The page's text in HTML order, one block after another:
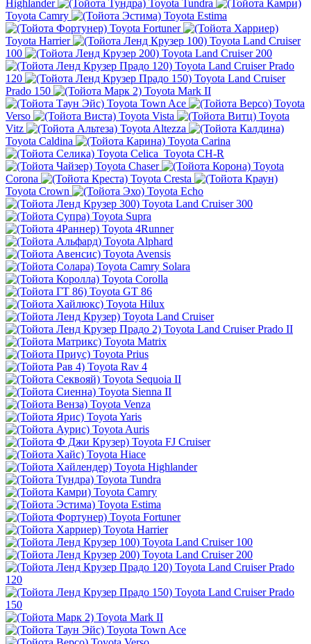
Highlander
Toyota Tundra
Toyota Camry
Toyota Estima
Toyota Fortuner
Toyota Harrier
Toyota Land Cruiser
100
Toyota Land Cruiser 200
Toyota Land Cruiser Prado
120
Toyota Land Cruiser
Prado 150
Toyota Mark II
Toyota Town Ace
Toyota
Verso
Toyota Vista
Toyota
Vitz
Toyota Altezza
Toyota Caldina
Toyota Carina
Toyota Celica Toyota CH-R
Toyota Chaser
Toyota
Corona
Toyota Cresta
Toyota Crown
Toyota Echo
Toyota Land Cruiser 300
Toyota Supra
Toyota 4Runner
Toyota Alphard
Toyota Avensis
Toyota Camry Solara
Toyota Corolla
Toyota GT 86
Toyota Hilux
Toyota Land Cruiser
Toyota Land Cruiser Prado II
Toyota Matrix
Toyota Prius
Toyota Rav 4
Toyota Sequoia II
Toyota Sienna II
Toyota Venza
Toyota Yaris
Toyota Auris
Toyota FJ Cruiser
Toyota Hiace
Toyota Highlander
Toyota Tundra
Toyota Camry
Toyota Estima
Toyota Fortuner
Toyota Harrier
Toyota Land Cruiser 100
Toyota Land Cruiser 200
Toyota Land Cruiser Prado
120
Toyota Land Cruiser Prado
150
Toyota Mark II
Toyota Town Ace